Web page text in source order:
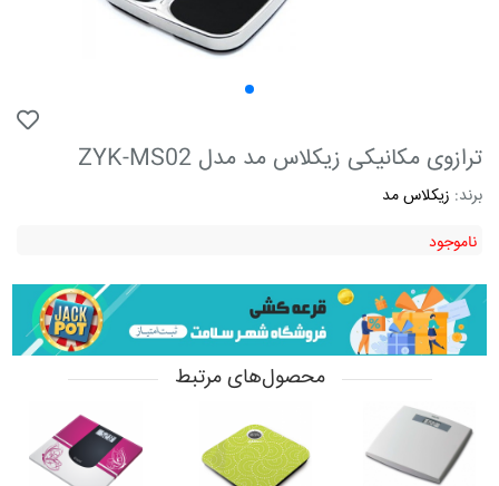
ترازوی مکانیکی زیکلاس مد مدل ZYK-MS02
برند: زیکلاس مد
ناموجود
محصول‌های مرتبط